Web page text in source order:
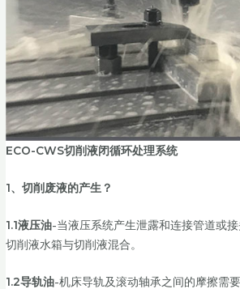
ECO-CWS切削液闭循环处理系统
1、切削 废液的产生？
1.1液压油-当液压系统产生泄露和连接管道或
切削液水箱与切削液混合。
1.2导轨油-机床导轨及滚动轴承之间的摩擦需